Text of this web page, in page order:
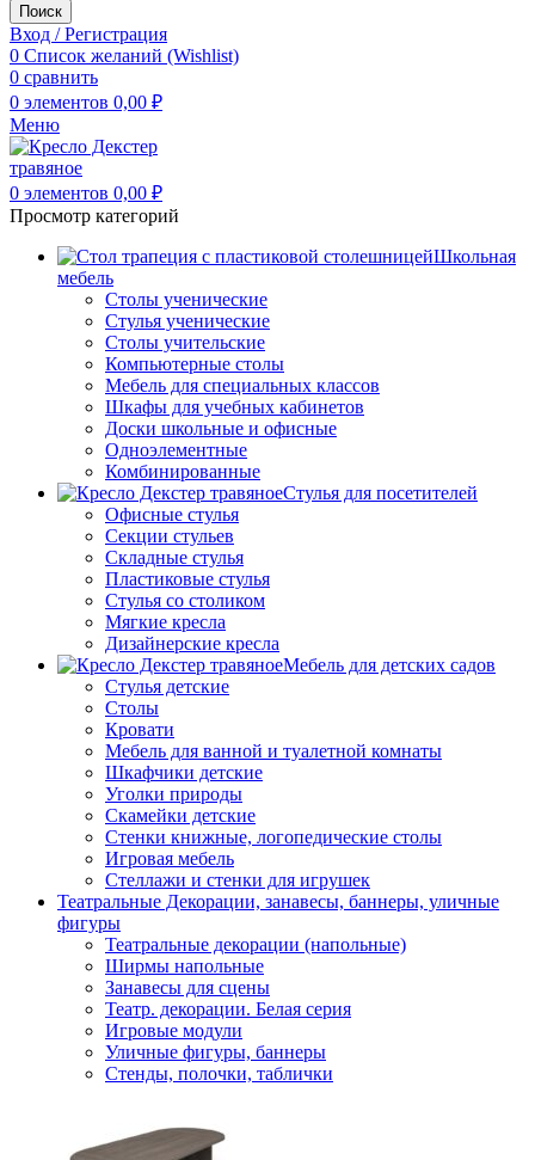
Поиск
Вход / Регистрация
0 Список желаний (Wishlist)
0 сравнить
0 элементов 0,00 ₽
Меню
0 элементов 0,00 ₽
Просмотр категорий
Школьная
мебель
Столы ученические
Стулья ученические
Столы учительские
Компьютерные столы
Мебель для специальных классов
Шкафы для учебных кабинетов
Доски школьные и офисные
Одноэлементные
Комбинированные
Стулья для посетителей
Офисные стулья
Секции стульев
Складные стулья
Пластиковые стулья
Стулья со столиком
Мягкие кресла
Дизайнерские кресла
Мебель для детских садов
Стулья детские
Столы
Кровати
Мебель для ванной и туалетной комнаты
Шкафчики детские
Уголки природы
Скамейки детские
Стенки книжные, логопедические столы
Игровая мебель
Стеллажи и стенки для игрушек
Театральные Декорации, занавесы, баннеры, уличные
фигуры
Театральные декорации (напольные)
Ширмы напольные
Занавесы для сцены
Театр. декорации. Белая серия
Игровые модули
Уличные фигуры, баннеры
Стенды, полочки, таблички